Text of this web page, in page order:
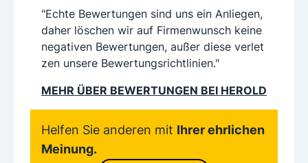
"Echte Bewertungen sind uns ein Anliegen,
daher löschen wir auf Firmenwunsch keine
negativen Bewertungen, außer diese verlet
zen unsere Bewertungsrichtlinien."
MEHR ÜBER BEWERTUNGEN BEI HEROLD
Helfen Sie anderen mit Ihrer ehrlichen
Meinung.